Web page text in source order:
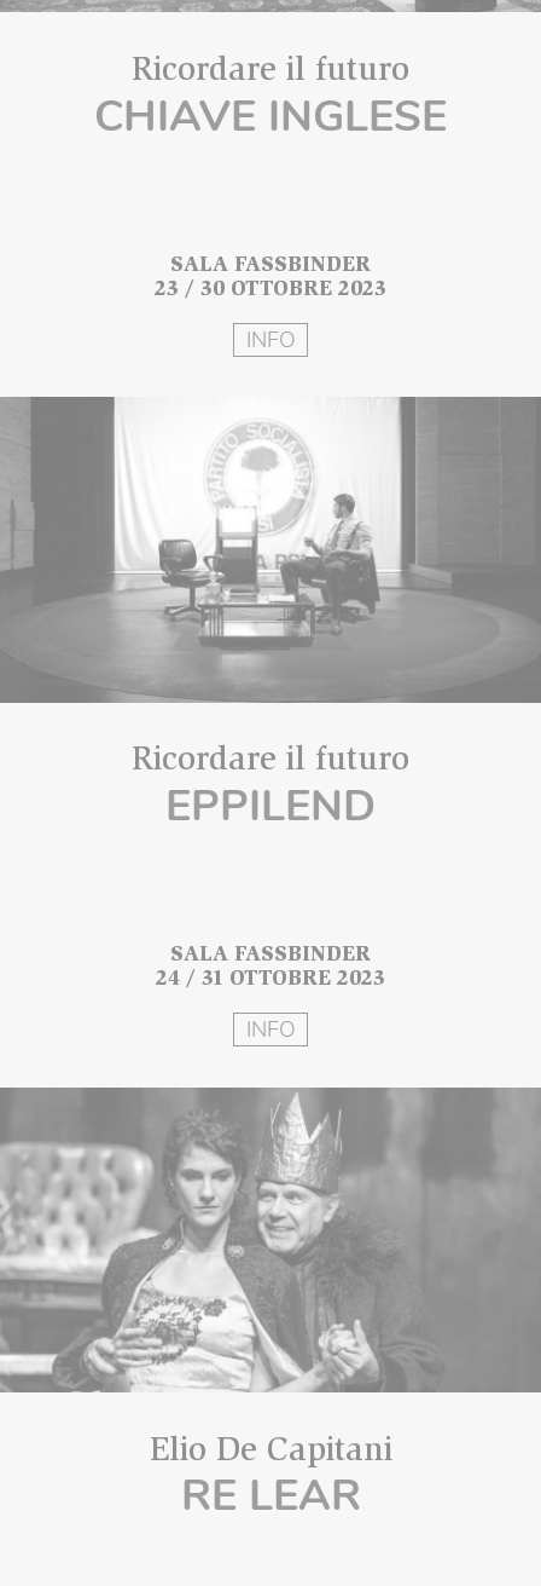
Ricordare il futuro
CHIAVE INGLESE
SALA FASSBINDER
23 / 30 OTTOBRE 2023
INFO
Ricordare il futuro
EPPILEND
SALA FASSBINDER
24 / 31 OTTOBRE 2023
INFO
Elio De Capitani
RE LEAR